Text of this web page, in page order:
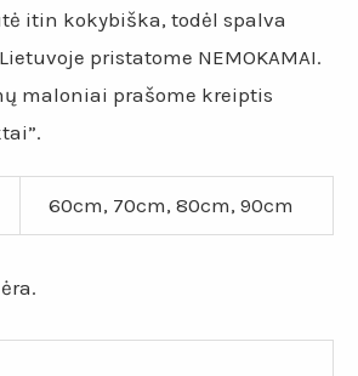
itin kokybiška, todėl spalva
pristatome NEMOKAMAI.
maloniai prašome kreiptis
60cm, 70cm, 80cm, 90cm